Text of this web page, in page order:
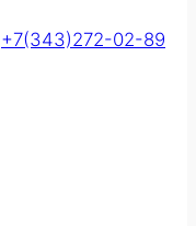
+7(343)272-02-89